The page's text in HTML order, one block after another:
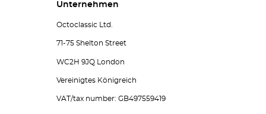
Unternehmen
Octoclassic Ltd.
71-75 Shelton Street
WC2H 9JQ London
Vereinigtes Königreich
VAT/tax number: GB497559419